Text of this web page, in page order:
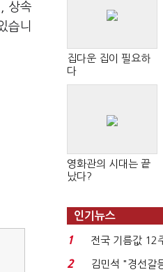
상속
습니
집다운 집이 필요하
다
영화관의 시대는 끝
났다?
인기뉴스
1
전국 기름값 12
발윳값 1909원
2
김민석 "경선갈